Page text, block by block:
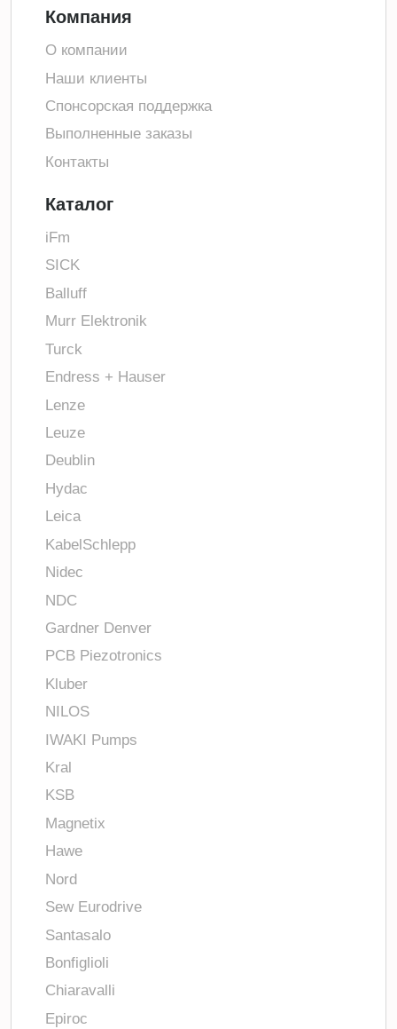
Компания
О компании
Наши клиенты
Спонсорская поддержка
Выполненные заказы
Контакты
Каталог
iFm
SICK
Balluff
Murr Elektronik
Turck
Endress + Hauser
Lenze
Leuze
Deublin
Hydac
Leica
KabelSchlepp
Nidec
NDC
Gardner Denver
PCB Piezotronics
Kluber
NILOS
IWAKI Pumps
Kral
KSB
Magnetix
Hawe
Nord
Sew Eurodrive
Santasalo
Bonfiglioli
Chiaravalli
Epiroc